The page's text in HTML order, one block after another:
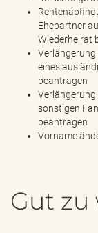
Ehepartner
Wiederheirat
eines
beantragen
sonstigen
beantragen
Vorname
Gut zu